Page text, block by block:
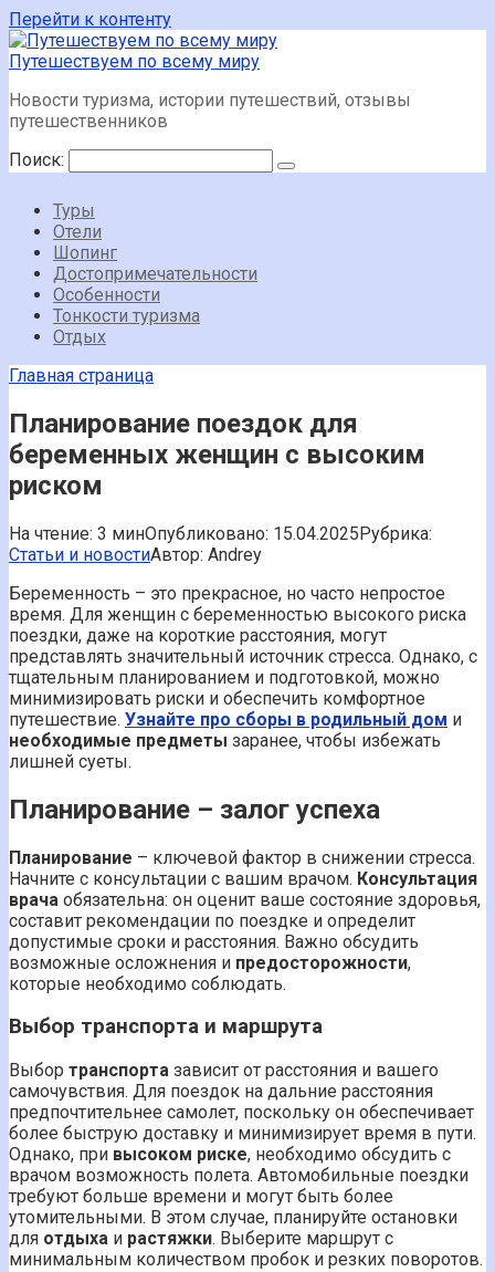
Перейти к контенту
Путешествуем по всему миру
Новости туризма, истории путешествий, отзывы
путешественников
Поиск:
Туры
Отели
Шопинг
Достопримечательности
Особенности
Тонкости туризма
Отдых
Главная страница
Планирование поездок для
беременных женщин с высоким
риском
На чтение: 3 минОпубликовано: 15.04.2025Рубрика:
Статьи и новостиАвтор: Andrey
Беременность – это прекрасное, но часто непростое
время. Для женщин с беременностью высокого риска
поездки, даже на короткие расстояния, могут
представлять значительный источник стресса. Однако, с
тщательным планированием и подготовкой, можно
минимизировать риски и обеспечить комфортное
путешествие. Узнайте про сборы в родильный дом и
необходимые предметы заранее, чтобы избежать
лишней суеты.
Планирование – залог успеха
Планирование – ключевой фактор в снижении стресса.
Начните с консультации с вашим врачом. Консультация
врача обязательна: он оценит ваше состояние здоровья,
составит рекомендации по поездке и определит
допустимые сроки и расстояния. Важно обсудить
возможные осложнения и предосторожности,
которые необходимо соблюдать.
Выбор транспорта и маршрута
Выбор транспорта зависит от расстояния и вашего
самочувствия. Для поездок на дальние расстояния
предпочтительнее самолет, поскольку он обеспечивает
более быструю доставку и минимизирует время в пути.
Однако, при высоком риске, необходимо обсудить с
врачом возможность полета. Автомобильные поездки
требуют больше времени и могут быть более
утомительными. В этом случае, планируйте остановки
для отдыха и растяжки. Выберите маршрут с
минимальным количеством пробок и резких поворотов.